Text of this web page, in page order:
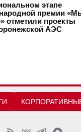
этапе
премии
отметили проекты
АЭС